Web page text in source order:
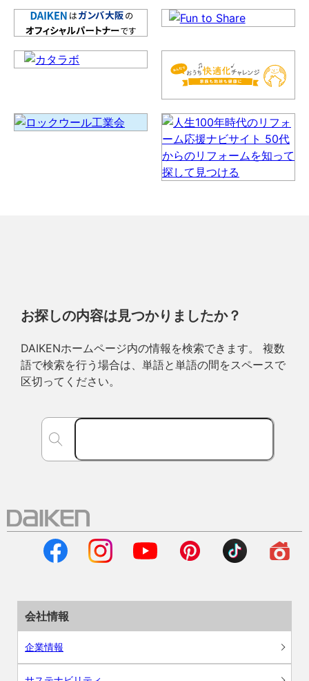
お探しの内容は見つかりましたか？
DAIKENホームページ内の情報を検索できます。 複数
語で検索を行う場合は、単語と単語の間をスペースで
区切ってください。
会社情報
企業情報